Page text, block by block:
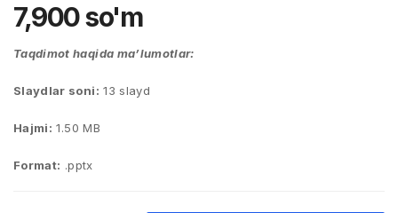
7,900so'm
Taqdimot haqida ma’lumotlar:
Slaydlar soni: 13 slayd
Hajmi: 1.50 MB
Format: .pptx